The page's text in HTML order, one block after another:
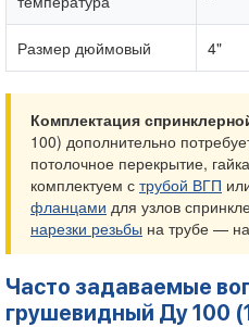
Размер дюймовый 4"
Комплектация
100) дополнительно
потолочное перекрытие,
комплектуем с трубой ВГП
фланцами для узлов
нарезки резьбы на трубе —
Часто задаваемые
грушевидный Ду 100